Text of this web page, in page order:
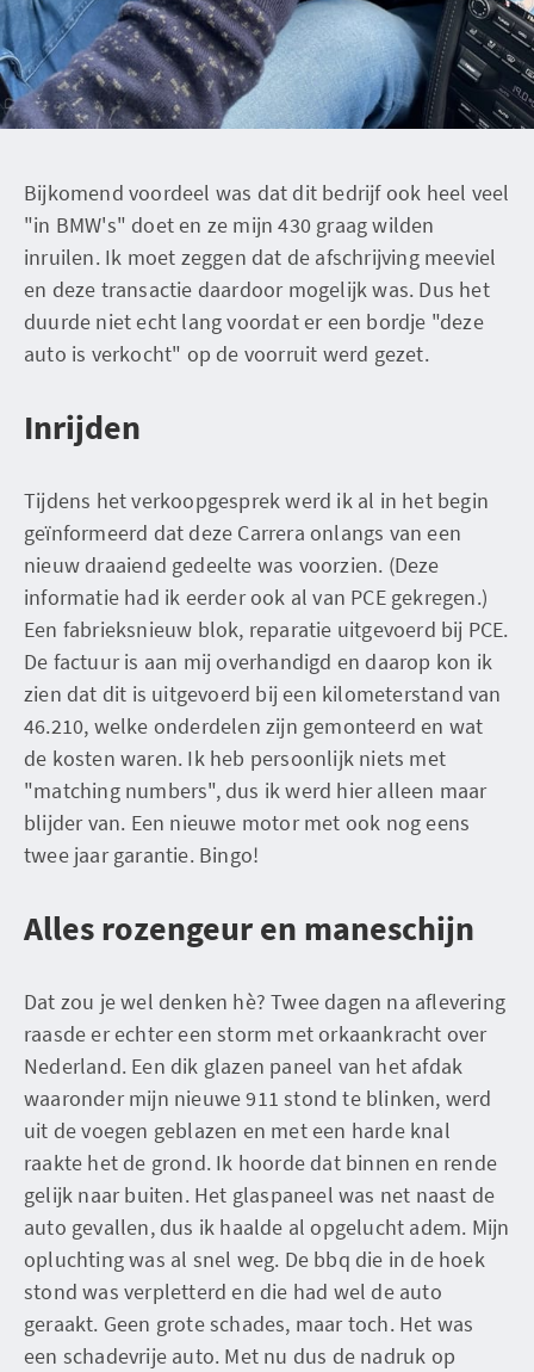
Bijkomend voordeel was dat dit bedrijf ook heel veel
"in BMW's" doet en ze mijn 430 graag wilden
inruilen. Ik moet zeggen dat de afschrijving meeviel
en deze transactie daardoor mogelijk was. Dus het
duurde niet echt lang voordat er een bordje "deze
auto is verkocht" op de voorruit werd gezet.
Inrijden
Tijdens het verkoopgesprek werd ik al in het begin
geïnformeerd dat deze Carrera onlangs van een
nieuw draaiend gedeelte was voorzien. (Deze
informatie had ik eerder ook al van PCE gekregen.)
Een fabrieksnieuw blok, reparatie uitgevoerd bij PCE.
De factuur is aan mij overhandigd en daarop kon ik
zien dat dit is uitgevoerd bij een kilometerstand van
46.210, welke onderdelen zijn gemonteerd en wat
de kosten waren. Ik heb persoonlijk niets met
"matching numbers", dus ik werd hier alleen maar
blijder van. Een nieuwe motor met ook nog eens
twee jaar garantie. Bingo!
Alles rozengeur en maneschijn
Dat zou je wel denken hè? Twee dagen na aflevering
raasde er echter een storm met orkaankracht over
Nederland. Een dik glazen paneel van het afdak
waaronder mijn nieuwe 911 stond te blinken, werd
uit de voegen geblazen en met een harde knal
raakte het de grond. Ik hoorde dat binnen en rende
gelijk naar buiten. Het glaspaneel was net naast de
auto gevallen, dus ik haalde al opgelucht adem. Mijn
opluchting was al snel weg. De bbq die in de hoek
stond was verpletterd en die had wel de auto
geraakt. Geen grote schades, maar toch. Het was
een schadevrije auto. Met nu dus de nadruk op